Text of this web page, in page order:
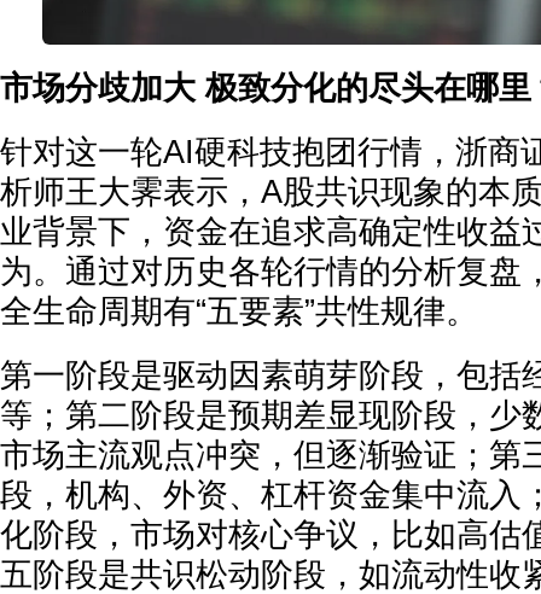
市场分歧加大 极致分化的尽头在哪里
针对这一轮AI硬科技抱团行情，浙商
析师王大霁表示，A股共识现象的本
业背景下，资金在追求高确定性收益
为。通过对历史各轮行情的分析复盘
全生命周期有“五要素”共性规律。
第一阶段是驱动因素萌芽阶段，包括
等；第二阶段是预期差显现阶段，少
市场主流观点冲突，但逐渐验证；第
段，机构、外资、杠杆资金集中流入
化阶段，市场对核心争议，比如高估
五阶段是共识松动阶段，如流动性收